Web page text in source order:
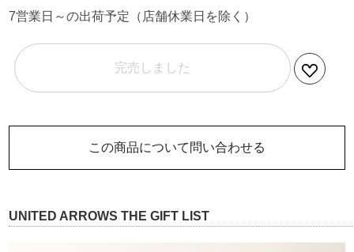
7営業日～の出荷予定（店舗休業日を除く）
完売しました
この商品について問い合わせる
UNITED ARROWS THE GIFT LIST